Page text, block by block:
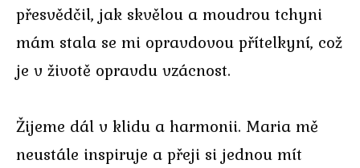
přesvědčil, jak skvělou a moudrou tchyni
mám stala se mi opravdovou přítelkyní, což
je v životě opravdu vzácnost.
Žijeme dál v klidu a harmonii. Maria mě
neustále inspiruje a přeji si jednou mít